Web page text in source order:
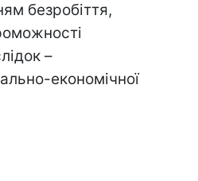
безробіття,
–
економічної